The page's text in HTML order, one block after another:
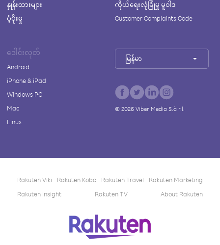
နှုန်းထားများ
ပံ့ပိုးမှု
ကိုယ်ရေးလုံခြုံမှု မူဝါဒ
Customer Complaints Code
ဒေါင်းလုတ်
Android
iPhone & iPad
Windows PC
Mac
Linux
မြန်မာ
© 2026Viber Media S.à r.l.
Rakuten Viki Rakuten Kobo Rakuten Travel
Rakuten Marketing
Rakuten Insight
Rakuten TV About Rakuten